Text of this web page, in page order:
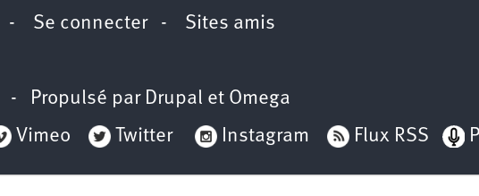
- Se connecter- Sites amis
- Propulsé par Drupal et Omega
Vimeo Twitter Instagram Flux RSS